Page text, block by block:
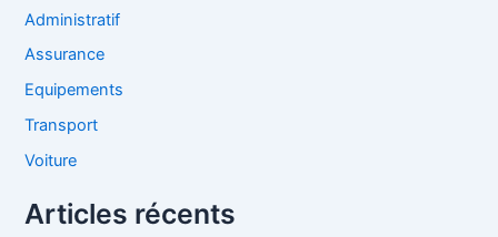
Administratif
Assurance
Equipements
Transport
Voiture
Articles récents